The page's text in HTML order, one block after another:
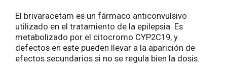
El brivaracetam es un fármaco anticonvulsivo
utilizado en el tratamiento de la epilepsia. Es
metabolizado por el citocromo CYP2C19, y
defectos en este pueden llevar a la aparición de
efectos secundarios si no se regula bien la dosis.